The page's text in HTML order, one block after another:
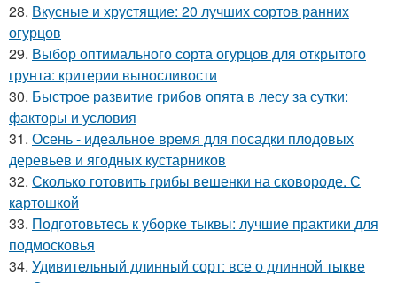
28. Вкусные и хрустящие: 20 лучших сортов ранних
огурцов
29. Выбор оптимального сорта огурцов для открытого
грунта: критерии выносливости
30. Быстрое развитие грибов опята в лесу за сутки:
факторы и условия
31. Осень - идеальное время для посадки плодовых
деревьев и ягодных кустарников
32. Сколько готовить грибы вешенки на сковороде. С
картошкой
33. Подготовьтесь к уборке тыквы: лучшие практики для
подмосковья
34. Удивительный длинный сорт: все о длинной тыкве